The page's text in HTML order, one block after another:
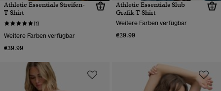
Athletic Essentials Streifen-
T-Shirt
(1)
Weitere Farben verfügbar
€39.99
Athletic Essentials Slub
Grafik-T-Shirt
Weitere Farben verfügbar
€29.99